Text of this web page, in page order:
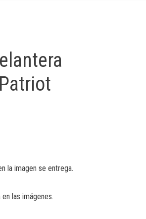
la imagen se entrega.
las imágenes.